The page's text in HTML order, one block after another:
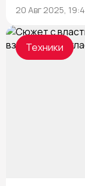
20 Авг 2025,
Техники